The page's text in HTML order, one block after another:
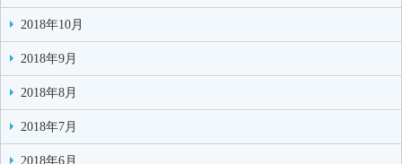
2018年10月
2018年9月
2018年8月
2018年7月
2018年6月